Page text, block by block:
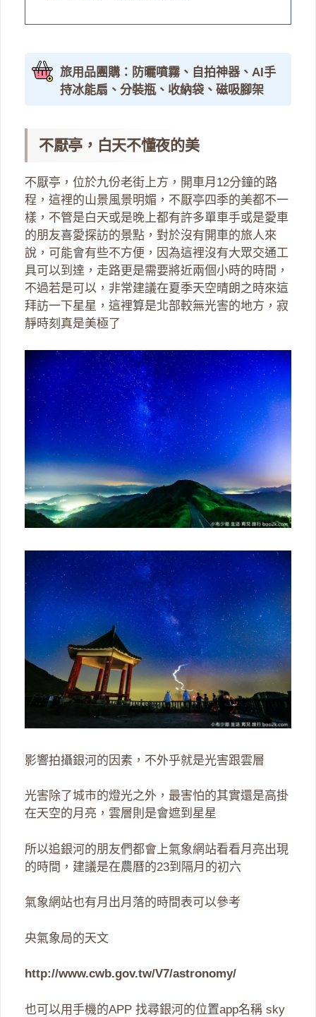
旅用品團購：防曬噴霧、自拍神器、AI手
持冰能扇、分裝瓶、收納袋、磁吸腳架
不厭亭，白天不懂夜的美
不厭亭，位於九份老街上方，開車月12分鐘的路
程，這裡的山景風景明媚，不厭亭四季的美都不一
樣，不管是白天或是晚上都有許多單車手或是愛車
的朋友喜愛探訪的景點，對於沒有開車的旅人來
說，可能會有些不方便，因為這裡沒有大眾交通工
具可以到達，走路更是需要將近兩個小時的時間，
不過若是可以，非常建議在夏季天空晴朗之時來這
拜訪一下星星，這裡算是北部較無光害的地方，寂
靜時刻真是美極了
影響拍攝銀河的因素，不外乎就是光害跟雲層
光害除了城市的燈光之外，最害怕的其實還是高掛
在天空的月亮，雲層則是會遮到星星
所以追銀河的朋友們都會上氣象網站看看月亮出現
的時間，建議是在農曆的23到隔月的初六
氣象網站也有月出月落的時間表可以參考
央氣象局的天文
http://www.cwb.gov.tw/V7/astronomy/
也可以用手機的APP 找尋銀河的位置app名稱 sky